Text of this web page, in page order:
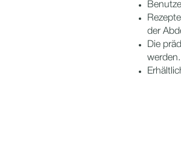
der
Die
werden.